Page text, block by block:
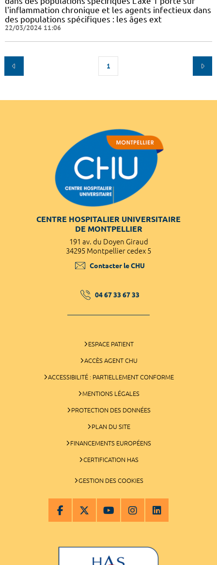
l'inflammation chronique et les agents infectieux dans
des populations spécifiques : les âges ext
22/03/2024 11:06
1
CENTRE HOSPITALIER UNIVERSITAIRE
DE MONTPELLIER
191 av. du Doyen Giraud
34295 Montpellier cedex 5
Contacter le CHU
04 67 33 67 33
ESPACE PATIENT
ACCÈS AGENT CHU
ACCESSIBILITÉ : PARTIELLEMENT CONFORME
MENTIONS LÉGALES
PROTECTION DES DONNÉES
PLAN DU SITE
FINANCEMENTS EUROPÉENS
CERTIFICATION HAS
GESTION DES COOKIES